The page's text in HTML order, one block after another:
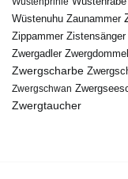
Wüstenuhu Zaunammer
Zippammer Zistensänger
Zwergadler Zwergdommel
Zwergscharbe
Zwergschwan
Zwergtaucher